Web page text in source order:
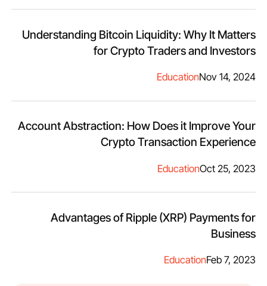
Understanding Bitcoin Liquidity: Why It Matters
for Crypto Traders and Investors
Nov 14, 2024
Education
Account Abstraction: How Does it Improve Your
Crypto Transaction Experience
Oct 25, 2023
Education
Advantages of Ripple (XRP) Payments for
Business
Feb 7, 2023
Education